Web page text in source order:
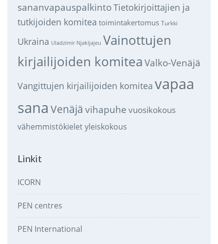
sananvapauspalkintoTietokirjoittajien ja
tutkijoiden komitea toimintakertomus Turkki
Ukraina Uladzimir Njakljajeu Vainottujen
kirjailijoiden komitea Valko-Venäjä
Vangittujen kirjailijoiden komitea vapaa
sana Venäjä vihapuhe vuosikokous
vähemmistökieletyleiskokous
Linkit
ICORN
PEN centres
PEN International